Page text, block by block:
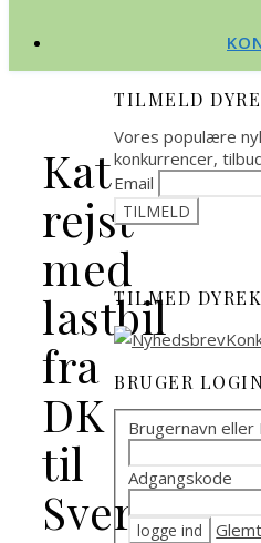
Kat
rejst
med
lastbil
fra
DK
til
Sverige
TILMELD
Vores populære
konkurrencer,
Email
TILMED
BRUGER LOGIN
Brugernavn eller
Adgangskode